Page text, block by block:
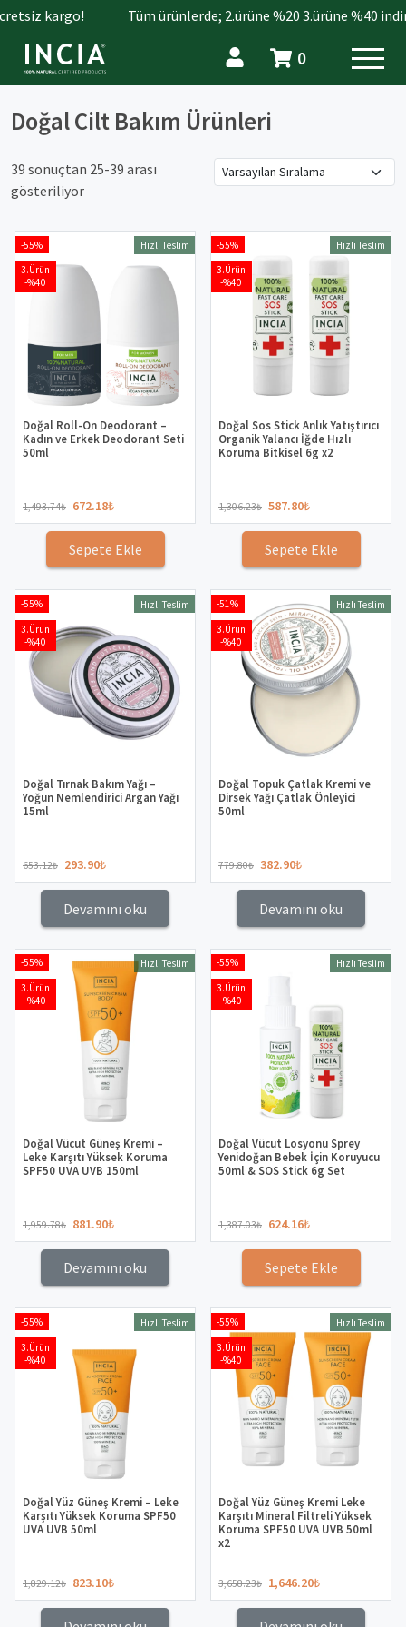
kargo! Tüm ürünlerde; 2.ürüne %20 3.ürüne %40
0
Doğal Cilt Bakım Ürünleri
39 sonuçtan 25-39 arası
gösteriliyor
-55%
3.Ürün
-%40
Hızlı Teslim
Doğal Roll-On Deodorant –
Kadın ve Erkek Deodorant Seti
50ml
1,493.74₺ 672.18₺
Sepete Ekle
-55%
3.Ürün
-%40
Hızlı Teslim
Doğal Sos Stick Anlık Yatıştırıcı
Organik Yalancı İğde Hızlı
Koruma Bitkisel 6g x2
1,306.23₺ 587.80₺
Sepete Ekle
-55%
3.Ürün
-%40
Hızlı Teslim
Doğal Tırnak Bakım Yağı –
Yoğun Nemlendirici Argan Yağı
15ml
653.12₺ 293.90₺
Devamını oku
-51%
3.Ürün
-%40
Hızlı Teslim
Doğal Topuk Çatlak Kremi ve
Dirsek Yağı Çatlak Önleyici
50ml
779.80₺ 382.90₺
Devamını oku
-55%
3.Ürün
-%40
Hızlı Teslim
Doğal Vücut Güneş Kremi –
Leke Karşıtı Yüksek Koruma
SPF50 UVA UVB 150ml
1,959.78₺ 881.90₺
Devamını oku
-55%
3.Ürün
-%40
Hızlı Teslim
Doğal Vücut Losyonu Sprey
Yenidoğan Bebek İçin Koruyucu
50ml & SOS Stick 6g Set
1,387.03₺ 624.16₺
Sepete Ekle
-55%
3.Ürün
-%40
Hızlı Teslim
Doğal Yüz Güneş Kremi – Leke
Karşıtı Yüksek Koruma SPF50
UVA UVB 50ml
1,829.12₺ 823.10₺
-55%
3.Ürün
-%40
Hızlı Teslim
Doğal Yüz Güneş Kremi Leke
Karşıtı Mineral Filtreli Yüksek
Koruma SPF50 UVA UVB 50ml
x2
3,658.23₺ 1,646.20₺